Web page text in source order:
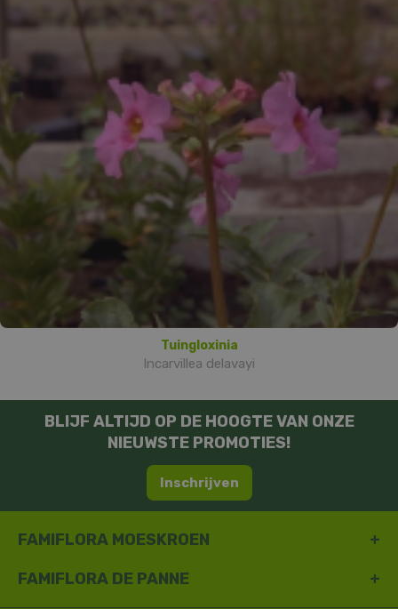
Tuingloxinia
Incarvillea delavayi
BLIJF ALTIJD OP DE HOOGTE VAN ONZE
NIEUWSTE PROMOTIES!
Inschrijven
FAMIFLORA MOESKROEN
FAMIFLORA DE PANNE